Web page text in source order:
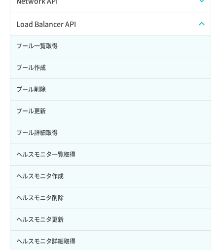
サブユーザーにロールを紐づけ
サブユーザー一覧取得
サブユーザー作成
サブユーザー削除
サブユーザー更新
サブユーザー詳細取得
トークン発行
パーミッション一覧取得
ロールからパーミッションを紐づけ解除
ロールにパーミッションを紐づけ
イメージ一覧取得
イメージ保存使用量取得
イメージ保存容量取得
イメージ保存容量変更
イメージ削除
イメージ詳細取得
SSHキーペア一覧取得
SSHキーペア作成
SSHキーペア削除
SSHキーペア詳細取得
アタッチ済みポート一覧取得
アタッチ済みポート詳細取得
アタッチ済みボリューム一覧
アタッチ済みボリューム詳細取得
コンソールURL発行
サーバーに紐づくアドレス取得
サーバーに紐づくアドレス取得（ネットワーク指定）
QoSポリシー一覧取得
QoSポリシー詳細取得
サブネット一覧取得
サブネット作成（ローカルネットワーク用）
サブネット削除（ローカルネットワーク用）
サブネット詳細取得
セキュリティグループ ルール一覧取得
セキュリティグループ ルール作成
セキュリティグループ ルール削除
セキュリティグループ ルール詳細取得
セキュリティグループ一覧取得
Load Balancer API
プール一覧取得
プール作成
プール削除
プール更新
プール詳細取得
ヘルスモニタ一覧取得
ヘルスモニタ作成
ヘルスモニタ削除
ヘルスモニタ更新
ヘルスモニタ詳細取得